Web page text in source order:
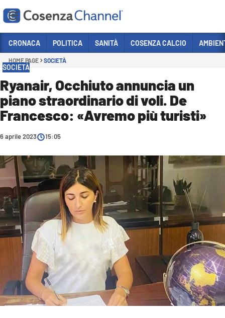
Sezioni
CRONACA
POLITICA
COSENZA CALCIO
ECONOMIA E LAVORO
SANITÀ
SPORT
CULTURA
AMBIENTE
Streaming
LAC TV
LAC NETWORK
LAC ONAIR
CRONACA POLITICA SANITÀ COSENZA CALCIO
HOME PAGE SOCIETÀ
SOCIETÀ
Ryanair, Occhiuto annuncia un
piano straordinario di voli. De
Francesco: «Avremo più turisti»
6 aprile 2023 15:05